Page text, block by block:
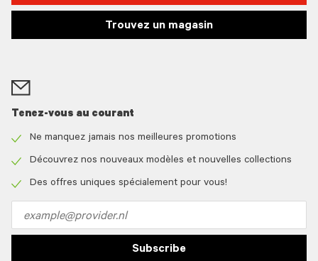
Trouvez un magasin
Tenez-vous au courant
icon
Ne manquez jamais nos meilleures promotions
icon
Découvrez nos nouveaux modèles et nouvelles collections
Des offres uniques spécialement pour vous!
address
Subscribe